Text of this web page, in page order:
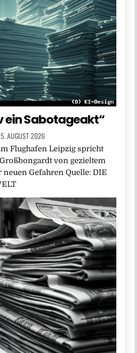
ein Sabotageakt“
5. AUGUST 2026
Flughafen Leipzig spricht
von gezieltem
Gefahren Quelle: DIE